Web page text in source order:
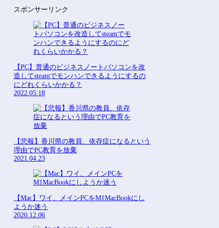
スポンサーリンク
【PC】普通のビジネスノートパソコンを改
造してsteamでモンハンできるようにするの
にどれくらいかかる？
2022.05.18
【悲報】香川県の教員、依存症になるという
理由でPC教育を放棄
2021.04.23
【Mac】ワイ、メインPCをM1MacBookにし
ようか迷う
2020.12.06